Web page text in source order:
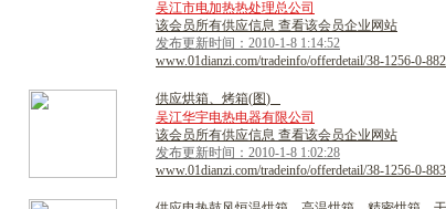
吴江市电加热热处理总公司
该会员所有供应信息 查看该会员企业网站
发布更新时间：2010-1-8 1:14:52
www.01dianzi.com/tradeinfo/offerdetail/38-1256-0-
供应烘箱、 烤箱(图)
吴江华宇电热电器有限公司
该会员所有供应信息 查看该会员企业网站
发布更新时间：2010-1-8 1:02:28
www.01dianzi.com/tradeinfo/offerdetail/38-1256-0-